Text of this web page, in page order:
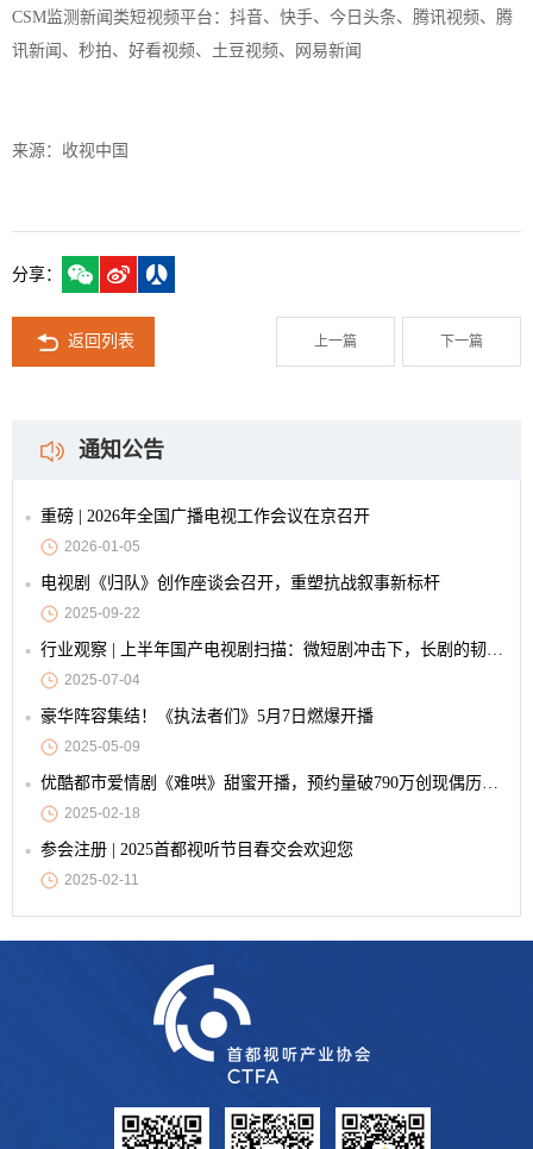
CSM监测新闻类短视频平台：抖音、快手、今日头条、腾讯视频、腾
讯新闻、秒拍、好看视频、土豆视频、网易新闻
来源：收视中国
分享：
返回列表 上一篇 下一篇
通知公告
重磅 | 2026年全国广播电视工作会议在京召开
2026-01-05
电视剧《归队》创作座谈会召开，重塑抗战叙事新标杆
2025-09-22
行业观察 | 上半年国产电视剧扫描：微短剧冲击下，长剧的韧性与创新
2025-07-04
豪华阵容集结！《执法者们》5月7日燃爆开播
2025-05-09
优酷都市爱情剧《难哄》甜蜜开播，预约量破790万创现偶历史纪录
2025-02-18
参会注册 | 2025首都视听节目春交会欢迎您
2025-02-11